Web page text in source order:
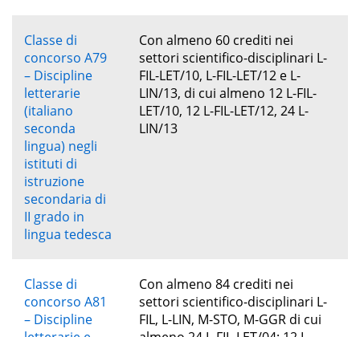
Classe di
concorso A79
– Discipline
letterarie
(italiano
seconda
lingua) negli
istituti di
istruzione
secondaria di
II grado in
lingua tedesca
Con almeno 60 crediti nei
settori scientifico-disciplinari L-
FIL-LET/10, L-FIL-LET/12 e L-
LIN/13, di cui almeno 12 L-FIL-
LET/10, 12 L-FIL-LET/12, 24 L-
LIN/13
Classe di
concorso A81
– Discipline
Con almeno 84 crediti nei
settori scientifico-disciplinari L-
FIL, L-LIN, M-STO, M-GGR di cui